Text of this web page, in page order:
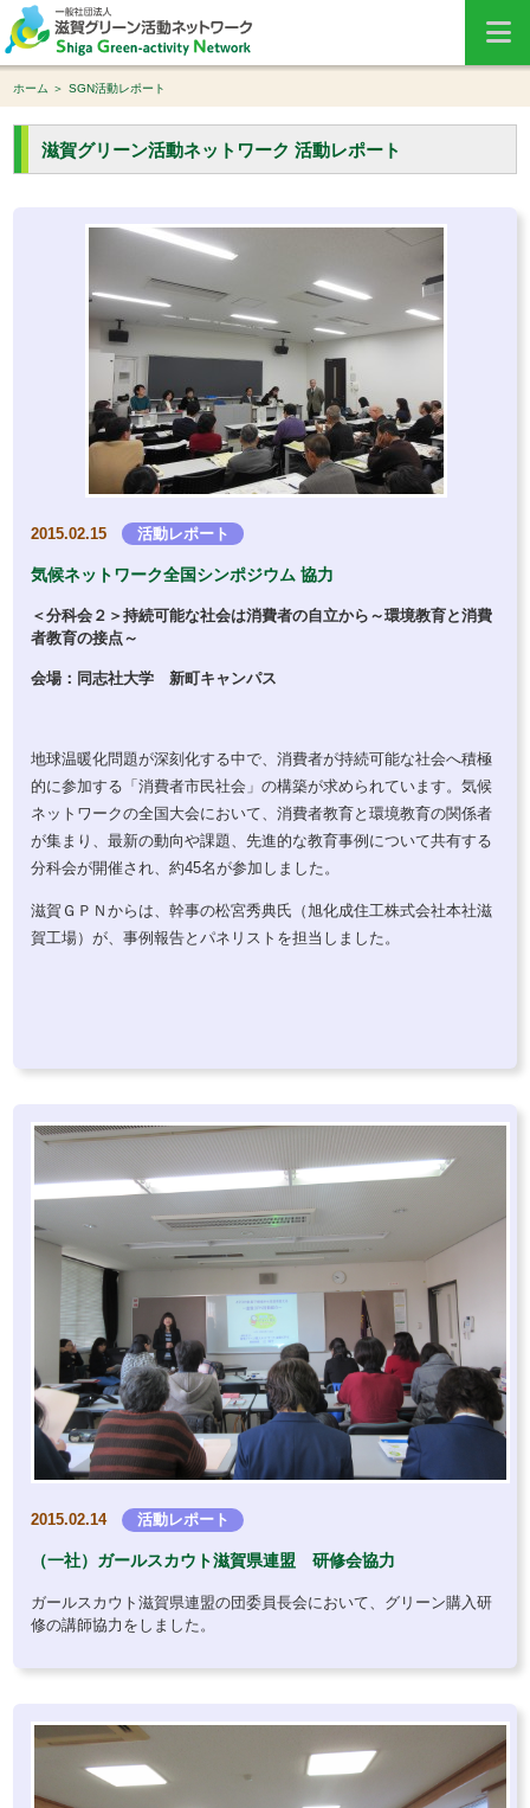
ホーム SGN活動レポート
滋賀グリーン活動ネットワーク 活動レポート
2015.02.15 活動レポート
気候ネットワーク全国シンポジウム 協力
＜分科会２＞持続可能な社会は消費者の自立から～環境教育と消費
者教育の接点～
会場：同志社大学 新町キャンパス
地球温暖化問題が深刻化する中で、 消費者が持続可能な社会へ積極
的に参加する「消費者市民社会」の構築が求められています。気候
ネットワークの全国大会において、 消費者教育と環境教育の関係者
が集まり、最新の動向や課題、先進的な教育事例について共有する
分科会が開催され、約45名が参加しました。
滋賀ＧＰＮからは、幹事の松宮秀典氏（旭化成住工株式会社本社滋
賀工場）が、事例報告とパネリストを担当しました。
2015.02.14 活動レポート
（一社）ガールスカウト滋賀県連盟 研修会協力
ガールスカウト滋賀県連盟の団委員長会において、グリーン購入研
修の講師協力をしました。